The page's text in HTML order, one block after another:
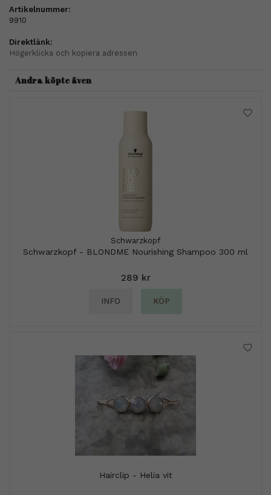
Artikelnummer:
9910
Direktlänk:
Högerklicka och kopiera adressen
Andra köpte även
Schwarzkopf
Schwarzkopf - BLONDME Nourishing Shampoo 300 ml
289 kr
INFO KÖP
Hairclip - Helia vit